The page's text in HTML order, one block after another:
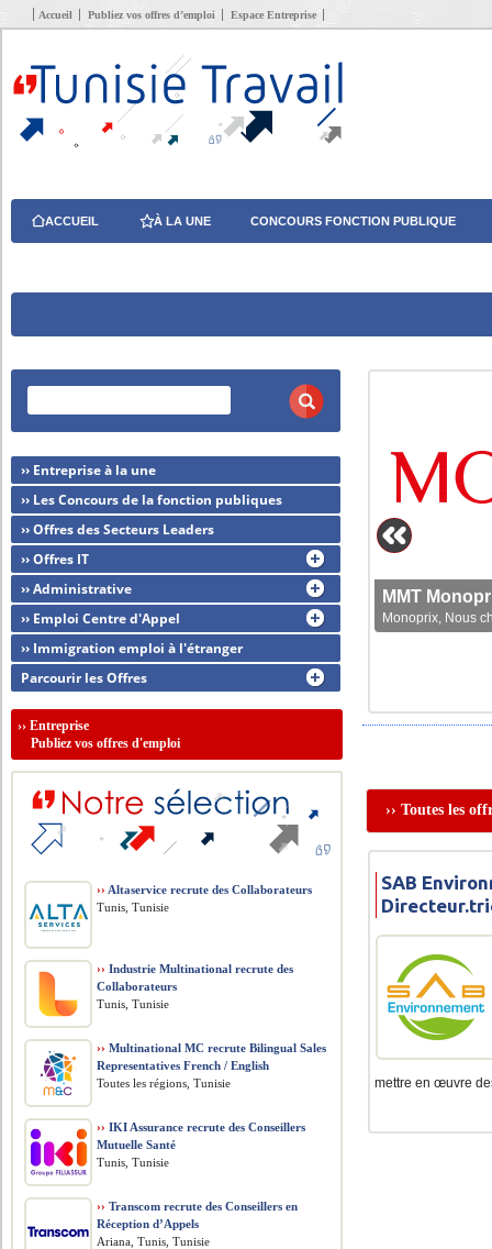
Accueil Publiez vos offres d’emploi Espace Entreprise
ACCUEIL À LA UNE CONCOURS FONCTION PUBLIQUE
MMT
Monoprix, Nous
›› Toutes les
SAB
mettre en œuvre
›› Entreprise à la une
›› Les Concours de la fonction publiques
›› Offres des Secteurs Leaders
›› Offres IT
›› Administrative
›› Emploi Centre d'Appel
›› Immigration emploi à l'étranger
Parcourir les Offres
››Entreprise
Publiez vos offres d'emploi
›› Altaservice recrute des Collaborateurs
Tunis, Tunisie
›› Industrie Multinational recrute des
Collaborateurs
Tunis, Tunisie
›› Multinational MC recrute Bilingual Sales
Representatives French / English
Toutes les régions, Tunisie
›› IKI Assurance recrute des Conseillers
Mutuelle Santé
Tunis, Tunisie
›› Transcom recrute des Conseillers en
Réception d’Appels
Ariana, Tunis, Tunisie